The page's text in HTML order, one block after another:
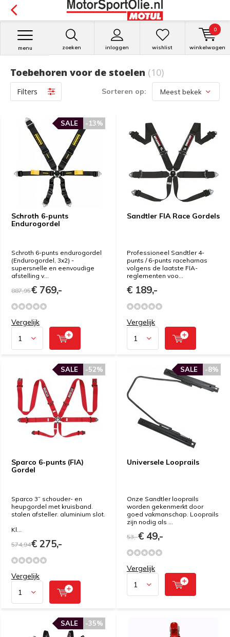
zoeken inloggen
menu wishlist winkelwagen
0
Toebehoren voor de stoelen (10)
Filters Sorteren op:
Schroth 6-punts
Endurogordel
-13%
SALE
Schroth 6-punts endurogordel
(Endurogordel, 3x2) -
supersnelle en eenvoudige
afstelling v...
887,95€ 769,-
Vergelijk
Sandtler FIA Race Gordels
Professioneel Sandtler 4-
punts / 6-punts raceharnas
volgens de laatste FIA-
reglementen voo...
€ 189,-
Vergelijk
Sparco 6-punts (FIA)
Gordel
-52%
SALE
Sparco 3” schouder- en
heupgordel met kruisband.
stalen afsteller. aluminium slot.
Kl...
574,94€ 275,-
Vergelijk
Universele Looprails
-8%
SALE
Onze Sandtler looprails
worden gekenmerkt door
goed vakmanschap. Looprails
zijn nodig als ...
53,-€ 49,-
Vergelijk
-35%
SALE